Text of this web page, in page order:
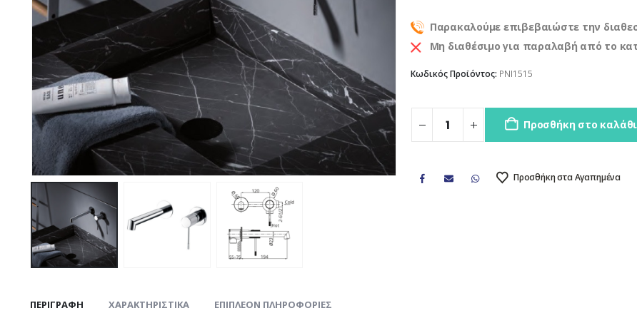
Παρακαλούμε επιβεβαιώστε την
Μη διαθέσιμο για παραλαβή από το
Κωδικός Προϊόντος: PNI1515
Προσθήκη στο καλάθι
Προσθήκη στα Αγαπημένα
ΠΕΡΙΓΡΑΦΉ ΧΑΡΑΚΤΗΡΙΣΤΙΚΑ ΕΠΙΠΛΈΟΝ ΠΛΗΡΟΦΟΡΊΕΣ